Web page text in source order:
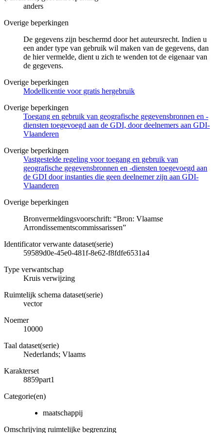
anders
Overige beperkingen
De gegevens zijn beschermd door het auteursrecht. Indien u
een ander type van gebruik wil maken van de gegevens, dan
de hier vermelde, dient u zich te wenden tot de eigenaar van
de gegevens.
Overige beperkingen
Modellicentie voor gratis hergebruik
Overige beperkingen
Toegang en gebruik van geografische gegevensbronnen en -
diensten toegevoegd aan de GDI, door deelnemers aan GDI-
Vlaanderen
Overige beperkingen
Vastgestelde regeling voor toegang en gebruik van
geografische gegevensbronnen en -diensten toegevoegd aan
de GDI door instanties die geen deelnemer zijn aan GDI-
Vlaanderen
Overige beperkingen
Bronvermeldingsvoorschrift: “Bron: Vlaamse
Arrondissementscommissarissen”
Identificator verwante dataset(serie)
59589d0e-45e0-481f-8e62-f8fdfe6531a4
Type verwantschap
Kruis verwijzing
Ruimtelijk schema dataset(serie)
vector
Noemer
10000
Taal dataset(serie)
Nederlands; Vlaams
Karakterset
8859part1
Categorie(en)
maatschappij
Omschrijving ruimtelijke begrenzing